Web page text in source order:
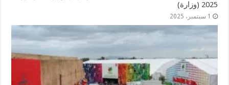
2025 (وزارة)
1 سبتمبر، 2025